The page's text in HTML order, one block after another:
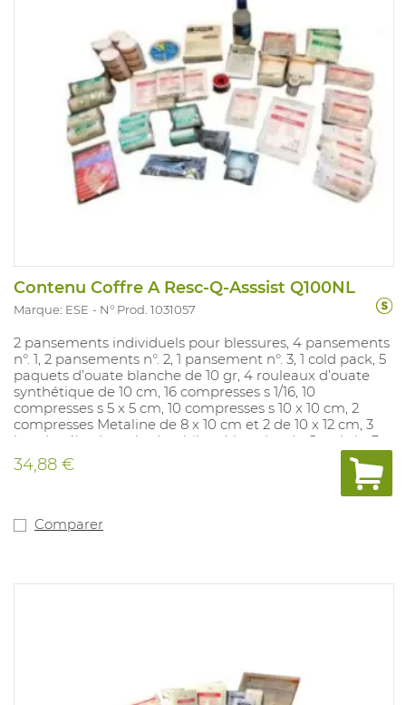
Contenu Coffre A Resc-Q-Asssist Q100NL
Marque: ESE N° Prod. 1031057
2 pansements individuels pour blessures, 4 pansements
n°. 1, 2 pansements n°. 2, 1 pansement n°. 3, 1 cold pack, 5
paquets d’ouate blanche de 10 gr, 4 rouleaux d’ouate
synthétique de 10 cm, 16 compresses s 1/16, 10
compresses s 5 x 5 cm, 10 compresses s 10 x 10 cm, 2
compresses Metaline de 8 x 10 cm et 2 de 10 x 12 cm, 3
bandes élastiqueshydrophiles, 4 bandes de Cambric, 3
pansements triangulaires, 1 rouleaude sparadrap de 2,5
cm, 1 assortiment de pansements, 1 dois chlore hexidine
en alcool, 1 paquet de pansements de 6 cm, 1 paire de
épingles de sûreté, 1 paire de gants jetables, 1 tissu pour
34,88 €
Comparer